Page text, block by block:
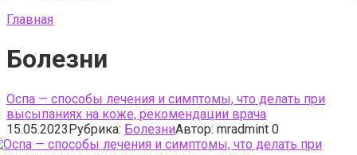
Главная
Болезни
Оспа — способы лечения и симптомы, что делать при
высыпаниях на коже, рекомендации врача
15.05.2023Рубрика: БолезниАвтор: mradmint 0